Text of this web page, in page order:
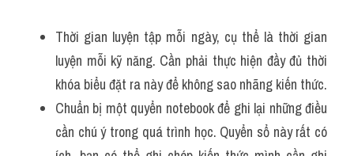
Thời gian luyện tập mỗi ngày, cụ thể là thời gian
luyện mỗi kỹ năng. Cần phải thực hiện đầy đủ thời
khóa biểu đặt ra này để không sao nhãng kiến thức.
Chuẩn bị một quyển notebook để ghi lại những điều
cần chú ý trong quá trình học. Quyển sổ này rất có